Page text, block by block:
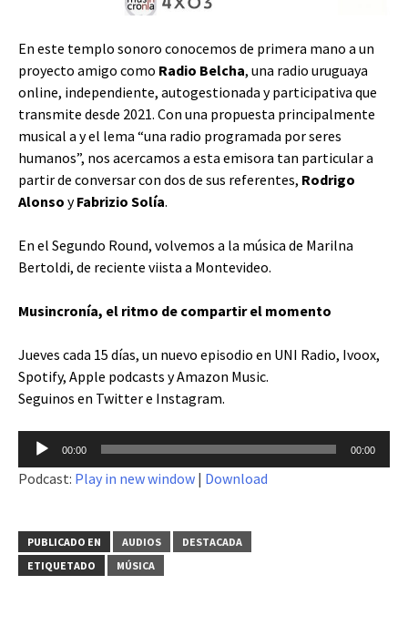
En este templo sonoro conocemos de primera mano a un
proyecto amigo como Radio Belcha, una radio uruguaya
online, independiente, autogestionada y participativa que
transmite desde 2021. Con una propuesta principalmente
musical a y el lema “una radio programada por seres
humanos”, nos acercamos a esta emisora tan particular a
partir de conversar con dos de sus referentes, Rodrigo
Alonso yFabrizio Solía.
En el Segundo Round, volvemos a la música de Marilna
Bertoldi, de reciente viista a Montevideo.
Musincronía, el ritmo de compartir el momento
Jueves cada 15 días, un nuevo episodio en UNI Radio, Ivoox,
Spotify, Apple podcasts yAmazon Music.
Seguinos en Twittere Instagram.
Reproductor
audio
00:00 00:00
Podcast: Play in new window | Download
PUBLICADO EN AUDIOS
DESTACADA
ETIQUETADO
MÚSICA